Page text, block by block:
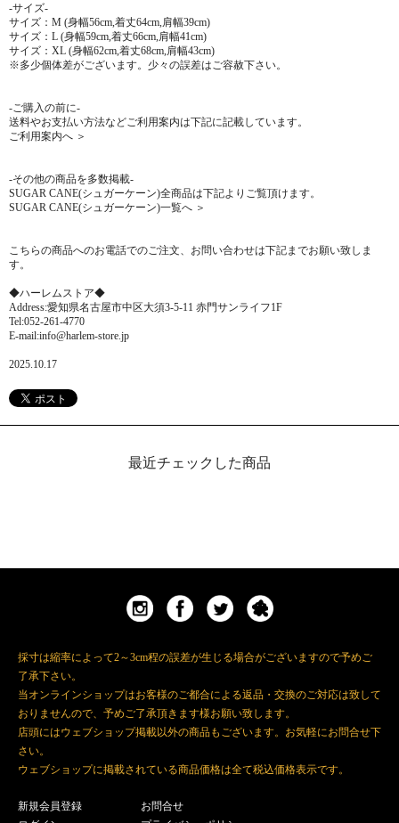
-サイズ-
サイズ：M (身幅56cm,着丈64cm,肩幅39cm)
サイズ：L (身幅59cm,着丈66cm,肩幅41cm)
サイズ：XL (身幅62cm,着丈68cm,肩幅43cm)
※多少個体差がございます。少々の誤差はご容赦下さい。
-ご購入の前に-
送料やお支払い方法などご利用案内は下記に記載しています。
ご利用案内へ ＞
-その他の商品を多数掲載-
SUGAR CANE(シュガーケーン)全商品は下記よりご覧頂けます。
SUGAR CANE(シュガーケーン)一覧へ ＞
こちらの商品へのお電話でのご注文、お問い合わせは下記までお願い致しま
す。
◆ハーレムストア◆
Address:愛知県名古屋市中区大須3-5-11 赤門サンライフ1F
Tel:052-261-4770
E-mail:info@harlem-store.jp
2025.10.17
最近チェックした商品
採寸は縮率によって2～3cm程の誤差が生じる場合がございますので予めご
了承下さい。
当オンラインショップはお客様のご都合による返品・交換のご対応は致して
おりませんので、予めご了承頂きます様お願い致します。
店頭にはウェブショップ掲載以外の商品もございます。お気軽にお問合せ下
さい。
ウェブショップに掲載されている商品価格は全て税込価格表示です。
新規会員登録
お問合せ